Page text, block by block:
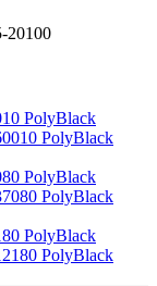
20100
PolyBlack
PolyBlack
PolyBlack